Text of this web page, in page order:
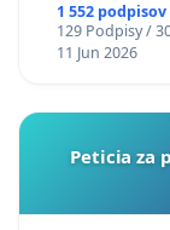
1 552 podpisov
129 Podpisy /
11 Jun 2026
Peticia za